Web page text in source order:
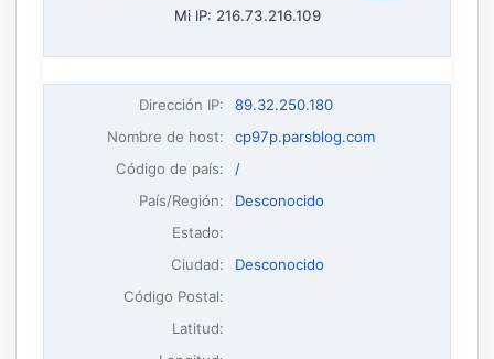
Mi IP: 216.73.216.109
Dirección IP:
89.32.250.180
Nombre de host:
cp97p.parsblog.com
Código de país:
/
País/Región:
Desconocido
Estado:
Ciudad:
Desconocido
Código Postal:
Latitud: